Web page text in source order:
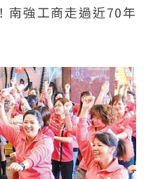
南強工商走過近70年